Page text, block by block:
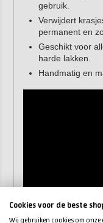
gebruik.
Verwijdert
permanent en
Geschikt voor
harde lakken.
Handmatig en
Cookies voor de beste
Wij gebruiken cookies om onze